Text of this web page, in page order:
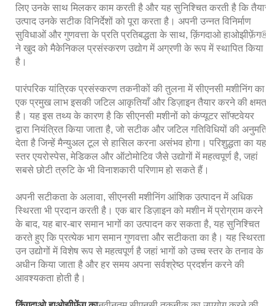
लिए उनके साथ मिलकर काम करती है और यह सुनिश्चित करती है कि तैयार
उत्पाद उनके सटीक विनिर्देशों को पूरा करता है। अपनी उन्नत विनिर्माण
सुविधाओं और गुणवत्ता के प्रति प्रतिबद्धता के साथ, क़िंगदाओ हाओझीफ़ेंग®
ने खुद को मैकेनिकल प्रसंस्करण उद्योग में अग्रणी के रूप में स्थापित किया
है।
पारंपरिक यांत्रिक प्रसंस्करण तकनीकों की तुलना में सीएनसी मशीनिंग का
एक प्रमुख लाभ इसकी जटिल आकृतियाँ और डिज़ाइन तैयार करने की क्षमता
है। यह इस तथ्य के कारण है कि सीएनसी मशीनों को कंप्यूटर सॉफ्टवेयर
द्वारा नियंत्रित किया जाता है, जो सटीक और जटिल गतिविधियों की अनुमति
देता है जिन्हें मैन्युअल टूल से हासिल करना असंभव होगा। परिशुद्धता का यह
स्तर एयरोस्पेस, मेडिकल और ऑटोमोटिव जैसे उद्योगों में महत्वपूर्ण है, जहां
सबसे छोटी त्रुटि के भी विनाशकारी परिणाम हो सकते हैं।
अपनी सटीकता के अलावा, सीएनसी मशीनिंग आंशिक उत्पादन में अधिक
स्थिरता भी प्रदान करती है। एक बार डिज़ाइन को मशीन में प्रोग्राम करने
के बाद, यह बार-बार समान भागों का उत्पादन कर सकता है, यह सुनिश्चित
करते हुए कि प्रत्येक भाग समान गुणवत्ता और सटीकता का है। यह स्थिरता
उन उद्योगों में विशेष रूप से महत्वपूर्ण है जहां भागों को उच्च स्तर के तनाव के
अधीन किया जाता है और हर समय अपना सर्वश्रेष्ठ प्रदर्शन करने की
आवश्यकता होती है।